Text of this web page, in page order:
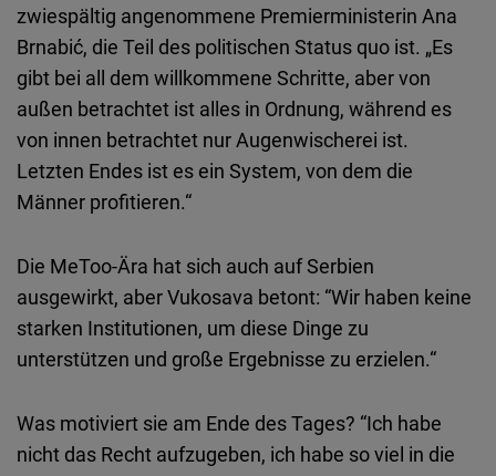
zwiespältig angenommene Premierministerin Ana
Brnabić, die Teil des politischen Status quo ist. „Es
gibt bei all dem willkommene Schritte, aber von
außen betrachtet ist alles in Ordnung, während es
von innen betrachtet nur Augenwischerei ist.
Letzten Endes ist es ein System, von dem die
Männer profitieren.“
Die MeToo-Ära hat sich auch auf Serbien
ausgewirkt, aber Vukosava betont: “Wir haben keine
starken Institutionen, um diese Dinge zu
unterstützen und große Ergebnisse zu erzielen.“
Was motiviert sie am Ende des Tages? “Ich habe
nicht das Recht aufzugeben, ich habe so viel in die